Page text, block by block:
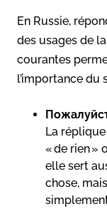
En Russie,
des usages de
courantes
l’importance du
La
« de rien »
elle sert
chose,